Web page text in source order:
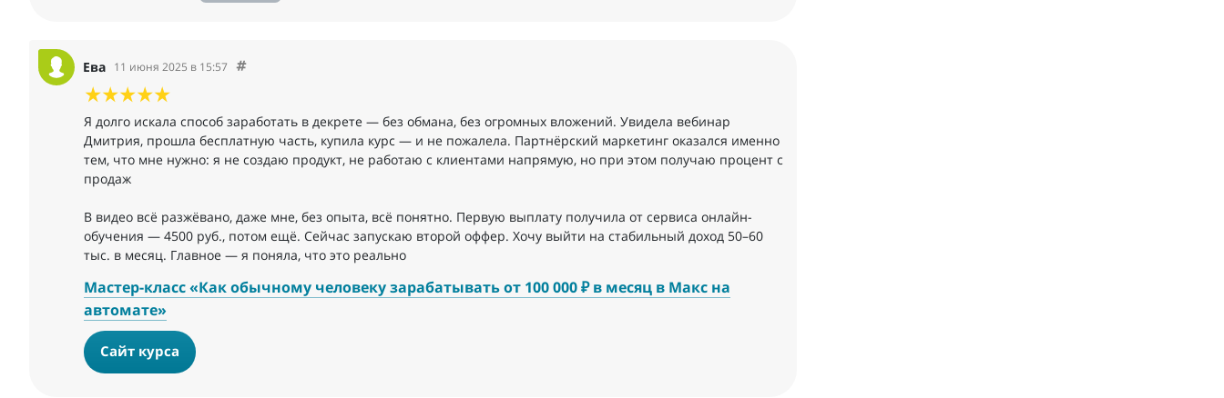
Ева 11 июня 2025 в 15:57
Я долго искала способ заработать в декрете — без обмана, без огромных вложений. Увидела вебинар
Дмитрия, прошла бесплатную часть, купила курс — и не пожалела. Партнёрский маркетинг оказался именно
тем, что мне нужно: я не создаю продукт, не работаю с клиентами напрямую, но при этом получаю процент с
продаж
В видео всё разжёвано, даже мне, без опыта, всё понятно. Первую выплату получила от сервиса онлайн-
обучения — 4500 руб., потом ещё. Сейчас запускаю второй оффер. Хочу выйти на стабильный доход 50–60
тыс. в месяц. Главное — я поняла, что это реально
Мастер-класс «Как обычному человеку зарабатывать от 100 000 ₽ в месяц в Макс на
автомате»
Сайт курса